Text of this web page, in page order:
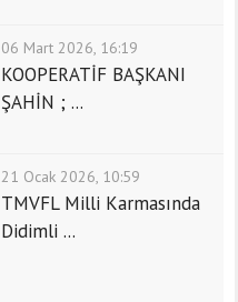
06 Mart 2026, 16:19
KOOPERATİF BAŞKANI
ŞAHİN ; ...
21 Ocak 2026, 10:59
TMVFL Milli Karmasında
Didimli ...